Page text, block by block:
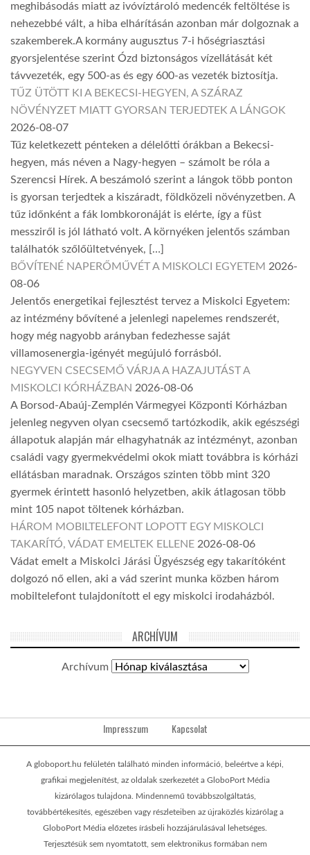
meghibásodás miatt az ivóvíztároló medencék feltöltése is
nehezebbé vált, a hiba elhárításán azonban már dolgoznak a
szakemberek.A kormány augusztus 7-i hőségriasztási
gyorsjelentése szerint Ózd biztonságos vízellátását két
távvezeték, egy 500-as és egy 600-as vezeték biztosítja.
TŰZ ÜTÖTT KI A BEKECSI-HEGYEN, A SZÁRAZ
NÖVÉNYZET MIATT GYORSAN TERJEDTEK A LÁNGOK
2026-08-07
Tűz keletkezett pénteken a délelőtti órákban a Bekecsi-
hegyen, más néven a Nagy-hegyen – számolt be róla a
Szerencsi Hírek. A beszámoló szerint a lángok több ponton
is gyorsan terjedtek a kiszáradt, földközeli növényzetben. A
tűz időnként a fák lombkoronáját is elérte, így a füst
messziről is jól látható volt. A környéken jelentős számban
találhatók szőlőültetvények, […]
BŐVÍTENÉ NAPERŐMŰVÉT A MISKOLCI EGYETEM 2026-
08-06
Jelentős energetikai fejlesztést tervez a Miskolci Egyetem:
az intézmény bővítené a jelenlegi napelemes rendszerét,
hogy még nagyobb arányban fedezhesse saját
villamosenergia-igényét megújuló forrásból.
NEGYVEN CSECSEMŐ VÁRJA A HAZAJUTÁST A
MISKOLCI KÓRHÁZBAN 2026-08-06
A Borsod-Abaúj-Zemplén Vármegyei Központi Kórházban
jelenleg negyven olyan csecsemő tartózkodik, akik egészségi
állapotuk alapján már elhagyhatnák az intézményt, azonban
családi vagy gyermekvédelmi okok miatt továbbra is kórházi
ellátásban maradnak. Országos szinten több mint 320
gyermek érintett hasonló helyzetben, akik átlagosan több
mint 105 napot töltenek kórházban.
HÁROM MOBILTELEFONT LOPOTT EGY MISKOLCI
TAKARÍTÓ, VÁDAT EMELTEK ELLENE 2026-08-06
Vádat emelt a Miskolci Járási Ügyészség egy takarítóként
dolgozó nő ellen, aki a vád szerint munka közben három
mobiltelefont tulajdonított el egy miskolci irodaházból.
ARCHÍVUM
Archívum
Impresszum Kapcsolat
A globoport.hu felületén található minden információ, beleértve a képi,
grafikai megjelenítést, az oldalak szerkezetét a GloboPort Média
kizárólagos tulajdona. Mindennemű továbbszolgáltatás,
továbbértékesítés, egészében vagy részleteiben az újraközlés kizárólag a
GloboPort Média előzetes írásbeli hozzájárulásával lehetséges.
Terjesztésük sem nyomtatott, sem elektronikus formában nem